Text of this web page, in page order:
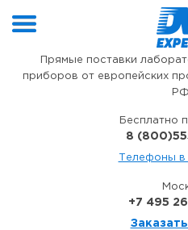
Прямые поставки
приборов от европейских
РФ
Бесплатно
8
Телефоны в
+7 495